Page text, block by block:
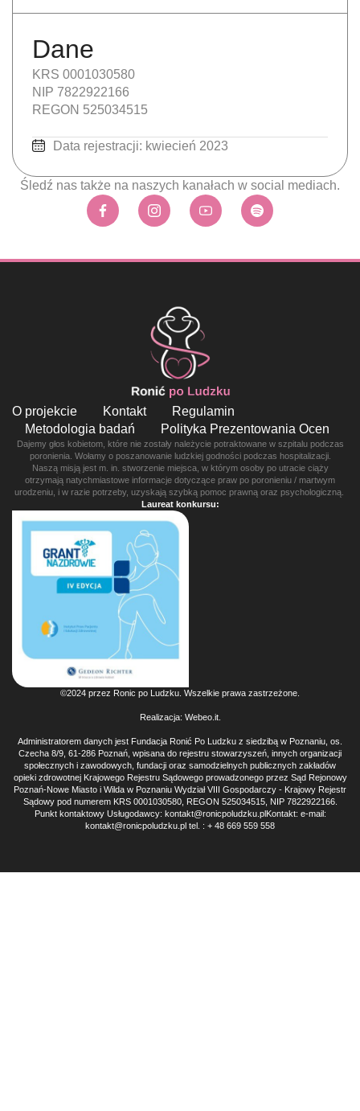
Dane
KRS 0001030580
NIP 7822922166
REGON 525034515
Data rejestracji: kwiecień 2023
Śledź nas także na naszych kanałach w social mediach.
O projekcie Kontakt
Regulamin
Metodologia badań
Polityka Prezentowania Ocen
Dajemy głos kobietom, które nie zostały należycie potraktowane w szpitalu podczas
poronienia. Wołamy o poszanowanie ludzkiej godności podczas hospitalizacji.
Naszą misją jest m. in. stworzenie miejsca, w którym osoby po utracie ciąży
otrzymają natychmiastowe informacje dotyczące praw po poronieniu / martwym
urodzeniu, i w razie potrzeby, uzyskają szybką pomoc prawną oraz psychologiczną.
Laureat konkursu:
©2024 przez Ronic po Ludzku. Wszelkie prawa zastrzeżone.
Realizacja: Webeo.it.
Administratorem danych jest Fundacja Ronić Po Ludzku z siedzibą w Poznaniu, os.
Czecha 8/9, 61-286 Poznań, wpisana do rejestru stowarzyszeń, innych organizacji
społecznych i zawodowych, fundacji oraz samodzielnych publicznych zakładów
opieki zdrowotnej Krajowego Rejestru Sądowego prowadzonego przez Sąd Rejonowy
Poznań-Nowe Miasto i Wilda w Poznaniu Wydział VIII Gospodarczy - Krajowy Rejestr
Sądowy pod numerem KRS 0001030580, REGON 525034515, NIP 7822922166.
Punkt kontaktowy Usługodawcy: kontakt@ronicpoludzku.plKontakt: e-mail:
kontakt@ronicpoludzku.pl tel. : + 48 669 559 558